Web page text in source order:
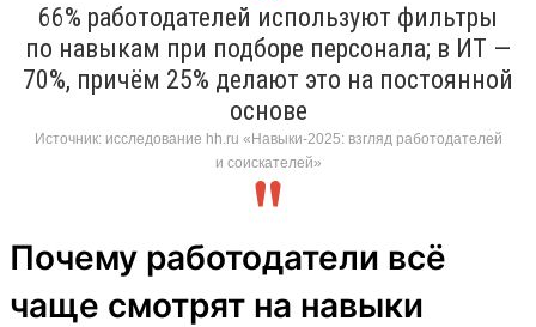
66% работодателей используют фильтры
по навыкам при подборе персонала; в ИТ —
70%, причём 25% делают это на постоянной
основе
Источник: исследование hh.ru «Навыки-2025: взгляд работодателей
и соискателей»
Почему работодатели всё
чаще смотрят на навыки